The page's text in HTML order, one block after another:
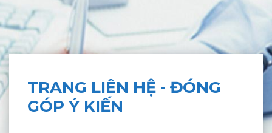
TRANG LIÊN HỆ - ĐÓNG
GÓP Ý KIẾN